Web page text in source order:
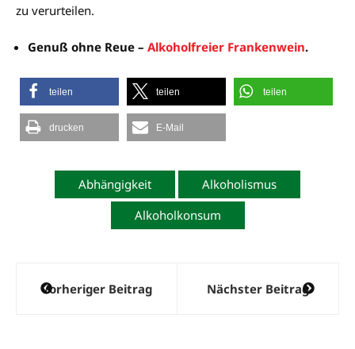
zu verurteilen.
Genuß ohne Reue – Alkoholfreier Frankenwein.
teilen teilen teilen
drucken E-Mail
Abhängigkeit
Alkoholismus
Alkoholkonsum
Beitragsnavigation
Vorheriger Beitrag Nächster Beitrag